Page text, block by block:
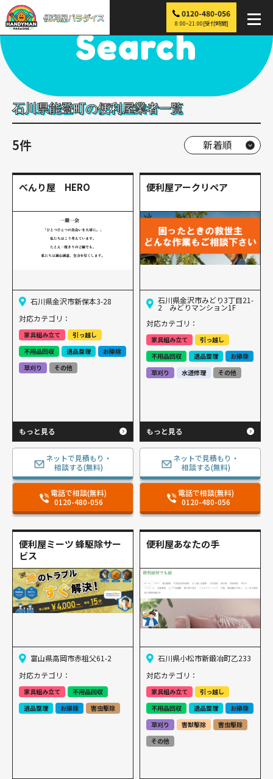
0120-480-056
8:00~21:00[受付時間]
便利屋パラダイス > 探す > 能登町
Search
石川県能登町の便利屋業者一覧
5件
べんり屋 HERO
石川県金沢市新保本3-28
対応カテゴリ：
家具組み立て
引っ越し
不用品回収
遺品整理
お掃除
草刈り
その他
もっと見る
ネットで見積もり・
相談する(無料)
電話で相談(無料)
0120-480-056
便利屋アークリペア
石川県金沢市みどり3丁目21-
2 みどりマンション1F
対応カテゴリ：
家具組み立て
引っ越し
不用品回収
遺品整理
お掃除
草刈り
水道修理 その他
もっと見る
ネットで見積もり・
相談する(無料)
電話で相談(無料)
0120-480-056
便利屋ミーツ 蜂駆除サー
ビス
富山県高岡市赤祖父61-2
対応カテゴリ：
家具組み立て
不用品回収
遺品整理
お掃除 害虫駆除
便利屋あなたの手
石川県小松市新鍛冶町乙233
対応カテゴリ：
家具組み立て
引っ越し
不用品回収
遺品整理
お掃除
草刈り
害獣駆除
害虫駆除
その他